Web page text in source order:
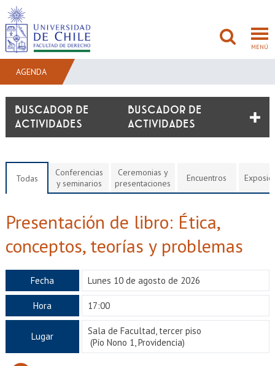
MENÚ
FACULTAD
PREGRADO
ADMISIÓN
INVESTIGACIÓN
BIBLIOTECAS
EXTENSIÓN
Académicos
Egresados Funcionarios
AGENDA
BUSCADOR DE
ACTIVIDADES
Todas
Conferencias
y seminarios
Ceremonias y
presentaciones
Encuentros
Presentación de libro: Ética,
conceptos, teorías y problemas
Fecha Lunes 10 de agosto de 2026
Hora 17:00
Lugar
Sala de Facultad, tercer piso
(Pío Nono 1, Providencia)